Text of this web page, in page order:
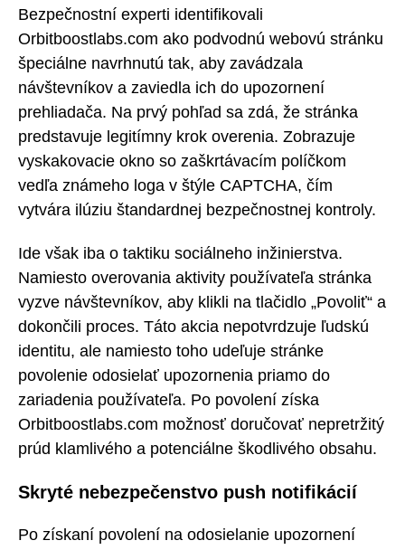
Bezpečnostní experti identifikovali
Orbitboostlabs.com ako podvodnú webovú stránku
špeciálne navrhnutú tak, aby zavádzala
návštevníkov a zaviedla ich do upozornení
prehliadača. Na prvý pohľad sa zdá, že stránka
predstavuje legitímny krok overenia. Zobrazuje
vyskakovacie okno so zaškrtávacím políčkom
vedľa známeho loga v štýle CAPTCHA, čím
vytvára ilúziu štandardnej bezpečnostnej kontroly.
Ide však iba o taktiku sociálneho inžinierstva.
Namiesto overovania aktivity používateľa stránka
vyzve návštevníkov, aby klikli na tlačidlo „Povoliť“ a
dokončili proces. Táto akcia nepotvrdzuje ľudskú
identitu, ale namiesto toho udeľuje stránke
povolenie odosielať upozornenia priamo do
zariadenia používateľa. Po povolení získa
Orbitboostlabs.com možnosť doručovať nepretržitý
prúd klamlivého a potenciálne škodlivého obsahu.
Skryté nebezpečenstvo push notifikácií
Po získaní povolení na odosielanie upozornení